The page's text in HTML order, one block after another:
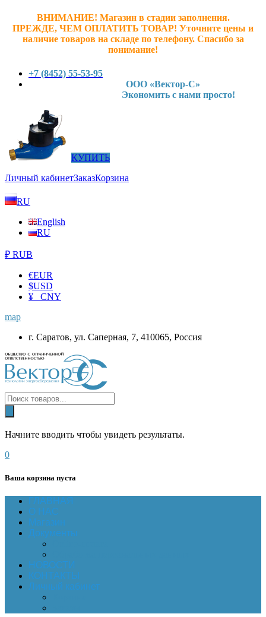
ВНИМАНИЕ! Магазин в стадии заполнения.
ПРЕЖДЕ, ЧЕМ ОПЛАТИТЬ ТОВАР! Уточните цены и
наличие товаров на складе по телефону. Спасибо за
понимание!
+7 (8452) 55-53-95
ООО «Вектор-С»
Экономить с нами просто!
КУПИТЬ
Личный кабинетЗаказКорзина
RU
English
RU
₽ RUB
€EUR
$USD
¥ CNY
map
г. Саратов, ул. Саперная, 7, 410065, Россия
Начните вводить чтобы увидеть результаты.
0
Ваша корзина пуста
ГЛАВНАЯ
О НАС
Магазин
Документы
НОВОСТИ
КОНТАКТЫ
Личный кабинет